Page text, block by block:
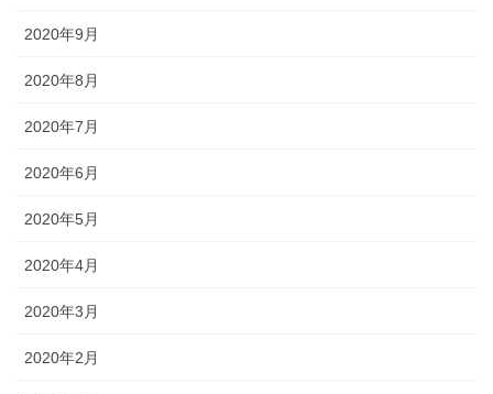
2020年9月
2020年8月
2020年7月
2020年6月
2020年5月
2020年4月
2020年3月
2020年2月